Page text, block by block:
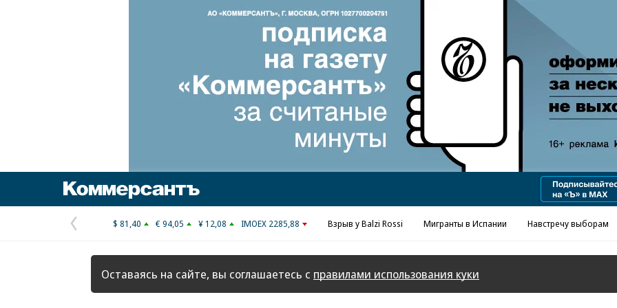
Реклама в «Ъ» www.kommersant.ru/ad
Предыдущая
страница
$ 81,40 € 94,05 ¥ 12,08 IMOEX 2285,88 Взрыв у Balzi Rossi Мигранты в Испании Навстречу выборам
Оставаясь на сайте, вы соглашаетесь с правилами использования куки